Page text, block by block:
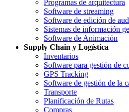
Programas de arquitectura
Software de streaming
Software de edición de
Sistemas de información
Software de Animación
Supply Chain y Logística
Inventarios
Software para gestión de
GPS Tracking
Software de gestión de la
Transporte
Planificación de Rutas
Compras